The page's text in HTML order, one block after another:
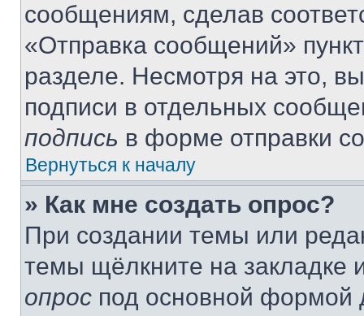
сообщениям, сделав
«Отправка сообщений»
разделе. Несмотря на это,
подписи в отдельных
подпись в форме отправки
Вернуться к началу
» Как мне создать опрос?
При создании темы или
темы щёлкните на
опрос под основной формой